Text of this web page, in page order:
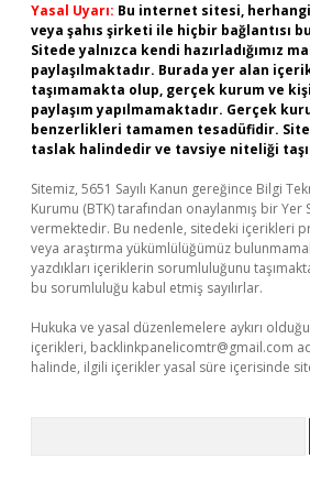
Yasal Uyarı: Bu internet sitesi,
veya şahıs şirketi ile hiçbir bağlantısı
Sitede yalnızca kendi hazırladığımız
paylaşılmaktadır. Burada yer alan
taşımamakta olup, gerçek kurum ve
paylaşım yapılmamaktadır. Gerçek
benzerlikleri tamamen tesadüfidir.
taslak halindedir ve tavsiye niteliği
Sitemiz, 5651 Sayılı Kanun gereğince Bilgi
Kurumu (BTK) tarafından onaylanmış bir Yer
vermektedir. Bu nedenle, sitedeki içerikleri
veya araştırma yükümlülüğümüz
yazdıkları içeriklerin sorumluluğunu
bu sorumluluğu kabul etmiş sayılırlar.
Hukuka ve yasal düzenlemelere aykırı
içerikleri, backlinkpanelicomtr@gmail.com
halinde, ilgili içerikler yasal süre içerisinde